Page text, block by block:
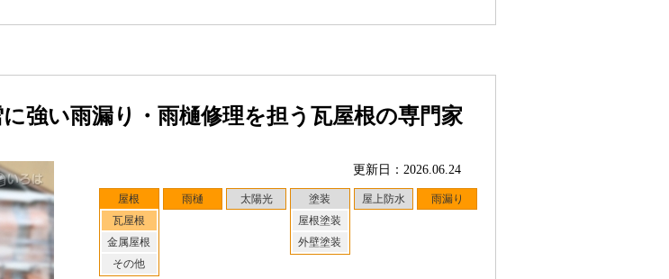
強い雨漏り・雨樋修理を担う瓦屋根の専門家
更新日：2026.06.24
屋根
瓦屋根
金属屋根
その他
雨樋 太陽光
塗装
屋根塗装
外壁塗装
屋上防水 雨漏り